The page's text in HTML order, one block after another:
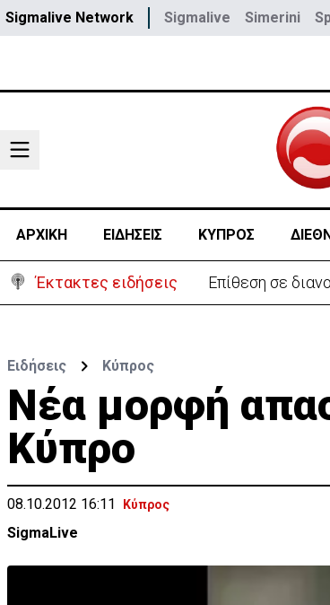
Sigmalive Network Sigmalive Simerini
ΑΡΧΙΚΗ ΕΙΔΗΣΕΙΣ ΚΥΠΡΟΣ
Έκτακτες ειδήσεις Επίθεση σε
Ειδήσεις Κύπρος
Νέα μορφή
Κύπρο
08.10.2012 16:11 Κύπρος
SigmaLive